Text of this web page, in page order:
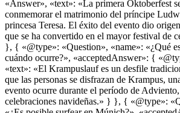
«Answer», «text»: «La primera Oktoberfest
conmemorar el matrimonio del príncipe
princesa Teresa. El éxito del evento dio
que se ha convertido en el mayor festival de
}, { «@type»: «Question», «name»: «¿Qué
cuándo ocurre?», «acceptedAnswer»: {
«text»: «El Krampuslauf es un desfile
que las personas se disfrazan de Krampus,
evento ocurre durante el período de
celebraciones navideñas.» } }, { «@type»: